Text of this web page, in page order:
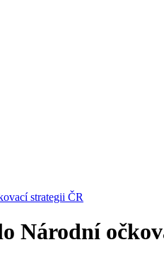
strategii ČR
Národní